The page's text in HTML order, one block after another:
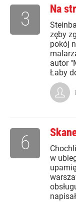
Na
zęby
pokój
autor
Łaby
3
w
6